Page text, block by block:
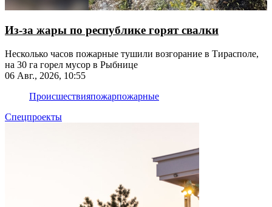
Из-за жары по республике горят свалки
Несколько часов пожарные тушили возгорание в Тирасполе,
на 30 га горел мусор в Рыбнице
06 Авг., 2026, 10:55
Происшествияпожарпожарные
Спецпроекты